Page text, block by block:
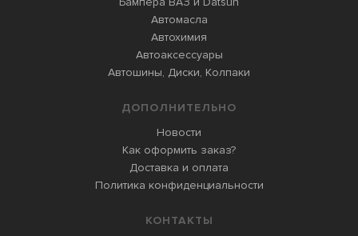
Автомасла
Автохимия
Автоаксессуары
Автошины, Диски, Колпаки
ДОПОЛНИТЕЛЬНО
Новости
Как оформить заказ?
Доставка и оплата
Политика конфиденциальности
КОНТАКТЫ